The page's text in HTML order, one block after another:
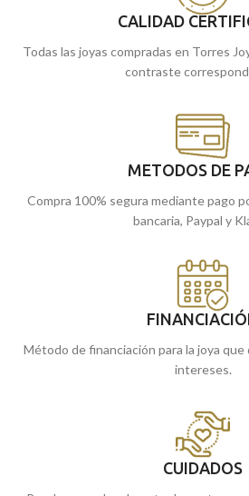
toque
CALIDAD
Todas las joyas compradas en Torres
contraste
METODOS DE
Compra 100% segura mediante pago
bancaria, Paypal y
Método de financiación para la joya que
intereses.
CUIDADOS